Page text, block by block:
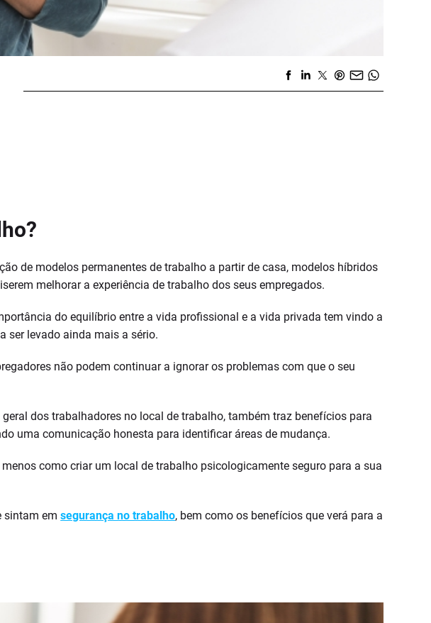
de modelos permanentes de trabalho a partir de casa, modelos híbridos
melhorar a experiência de trabalho dos seus empregados.
do equilíbrio entre a vida profissional e a vida privada tem vindo a
ser levado ainda mais a sério.
não podem continuar a ignorar os problemas com que o seu
dos trabalhadores no local de trabalho, também traz benefícios para
uma comunicação honesta para identificar áreas de mudança.
menos como criar um local de trabalho psicologicamente seguro para a sua
sintam emsegurança no trabalho, bem como os benefícios que verá para a